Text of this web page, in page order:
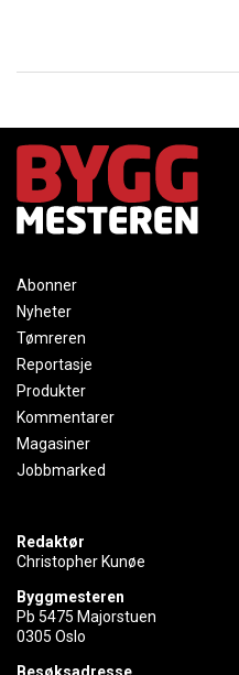
Abonner
Nyheter
Tømreren
Reportasje
Produkter
Kommentarer
Magasiner
Jobbmarked
Redaktør
Christopher Kunøe
Byggmesteren
Pb 5475 Majorstuen
0305 Oslo
Besøksadresse